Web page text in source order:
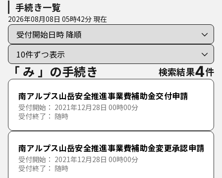
手続き種別を選択
利用者選択すべての手続き
個人向けの手続き
法人向けの手続き
公的個人認証利用手続
あ行
手続き一覧
2026年08月08日 05時42分 現在
「 み 」の手続き 検索結果4件
南アルプス山岳安全推進事業費補助金交付申請
受付開始： 2021年12月28日 00時00分
受付終了： 随時
南アルプス山岳安全推進事業費補助金変更承認申請
受付開始： 2021年12月28日 00時00分
受付終了： 随時